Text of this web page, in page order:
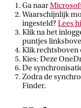
Ga naar
Waarschijnlijk
ingesteld? Lees
Klik na het
puntjes
Klik rechtsboven
Kies: Deze
De
Zodra de
Finder.